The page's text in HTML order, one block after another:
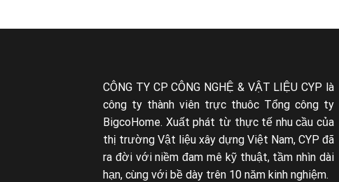
CÔNG TY CP CÔNG NGHỆ & VẬT LIỆU CYP là
công ty thành viên trực thuôc Tổng công ty
BigcoHome. Xuất phát từ thực tế nhu cầu của
thị trường Vật liệu xây dựng Việt Nam, CYP đã
ra đời với niềm đam mê kỹ thuật, tầm nhìn dài
hạn, cùng với bề dày trên 10 năm kinh nghiệm.